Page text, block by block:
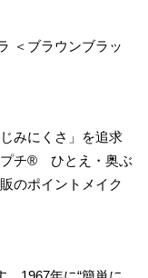
＜ブラウンブラッ
みにくさ」を追求
プチ® ひとえ・奥ぶ
のポイントメイク